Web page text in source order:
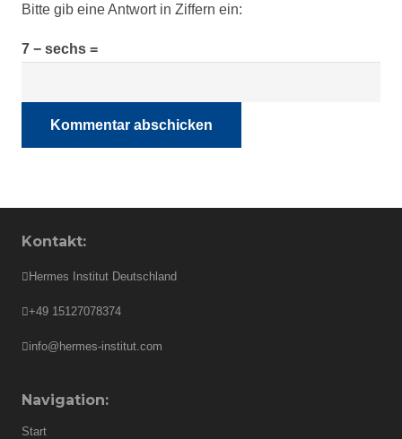
Bitte gib eine Antwort in Ziffern ein:
7 − sechs =
Kommentar abschicken
Kontakt:
Hermes Institut Deutschland
+49 15127078374
info@hermes-institut.com
Navigation:
Start